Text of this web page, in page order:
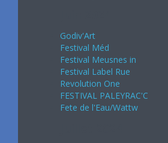
Godiv'Art
Festival Méd
Festival Meusnes in
Festival Label Rue
Revolution One
FESTIVAL PALEYRAC'C
Fete de l'Eau/Wattw